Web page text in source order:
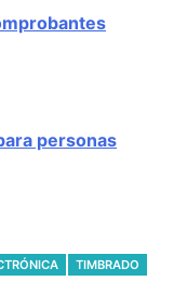
personas
TIMBRADO